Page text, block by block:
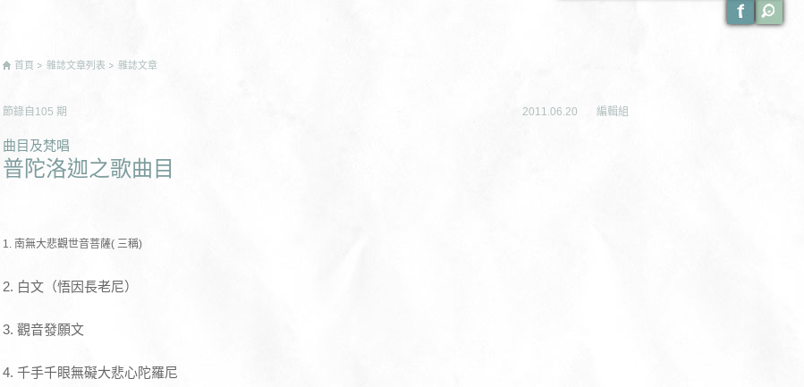
首頁 雜誌文章列表 雜誌文章
節錄自 105 期 2011.06.20 編輯組
曲目及梵唱
普陀洛迦之歌曲目
1. 南無大悲觀世音菩薩( 三稱)
2. 白文（悟因長老尼）
3. 觀音發願文
4. 千手千眼無礙大悲心陀羅尼